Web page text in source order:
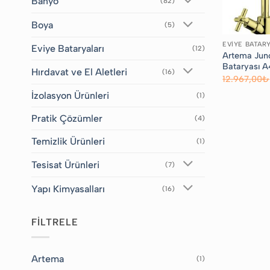
Boya (5)
Eviye Bataryaları (12)
Hırdavat ve El Aletleri (16)
İzolasyon Ürünleri (1)
Pratik Çözümler (4)
Temizlik Ürünleri (1)
Tesisat Ürünleri (7)
Yapı Kimyasalları (16)
FİLTRELE
Artema (1)
EVIYE
Artema
Bataryası
12.967,00₺